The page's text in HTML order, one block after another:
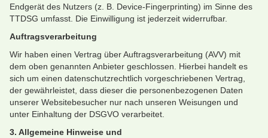
Endgerät des Nutzers (z. B. Device-Fingerprinting) im Sinne des
TTDSG umfasst. Die Einwilligung ist jederzeit widerrufbar.
Auftragsverarbeitung
Wir haben einen Vertrag über Auftragsverarbeitung (AVV) mit
dem oben genannten Anbieter geschlossen. Hierbei handelt es
sich um einen datenschutzrechtlich vorgeschriebenen Vertrag,
der gewährleistet, dass dieser die personenbezogenen Daten
unserer Websitebesucher nur nach unseren Weisungen und
unter Einhaltung der DSGVO verarbeitet.
3. Allgemeine Hinweise und